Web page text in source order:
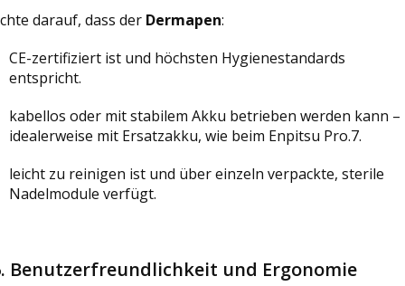
darauf, dass der Dermapen:
CE-zertifiziert ist und höchsten Hygienestandards
entspricht.
kabellos oder mit stabilem Akku betrieben werden kann –
idealerweise mit Ersatzakku, wie beim Enpitsu Pro.7.
leicht zu reinigen ist und über einzeln verpackte, sterile
Nadelmodule verfügt.
Benutzerfreundlichkeit und Ergonomie